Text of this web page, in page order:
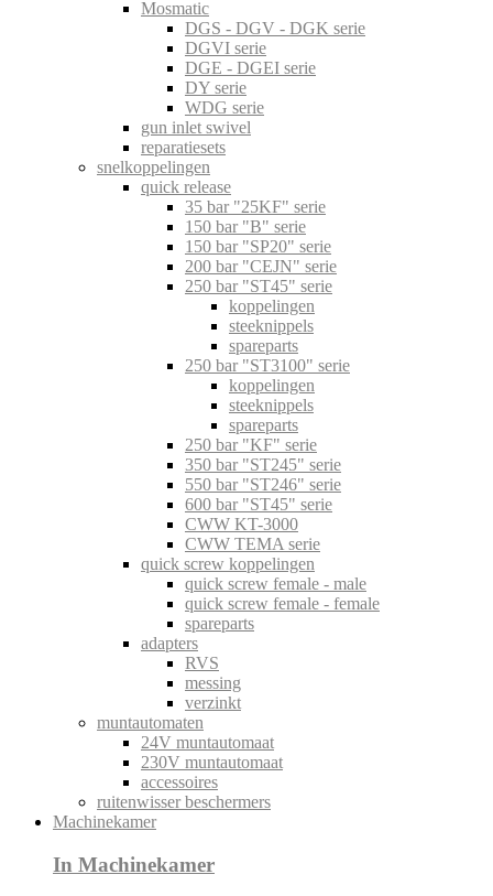
Mosmatic
DGS - DGV - DGK serie
DGVI serie
DGE - DGEI serie
DY serie
WDG serie
gun inlet swivel
reparatiesets
snelkoppelingen
quick release
35 bar "25KF" serie
150 bar "B" serie
150 bar "SP20" serie
200 bar "CEJN" serie
250 bar "ST45" serie
koppelingen
steeknippels
spareparts
250 bar "ST3100" serie
koppelingen
steeknippels
spareparts
250 bar "KF" serie
350 bar "ST245" serie
550 bar "ST246" serie
600 bar "ST45" serie
CWW KT-3000
CWW TEMA serie
quick screw koppelingen
quick screw female - male
quick screw female - female
spareparts
adapters
RVS
messing
verzinkt
muntautomaten
24V muntautomaat
230V muntautomaat
accessoires
ruitenwisser beschermers
Machinekamer
In Machinekamer